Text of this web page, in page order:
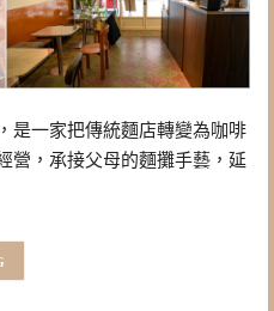
是一家把傳統麵店轉變為咖啡
營，承接父母的麵攤手藝，延